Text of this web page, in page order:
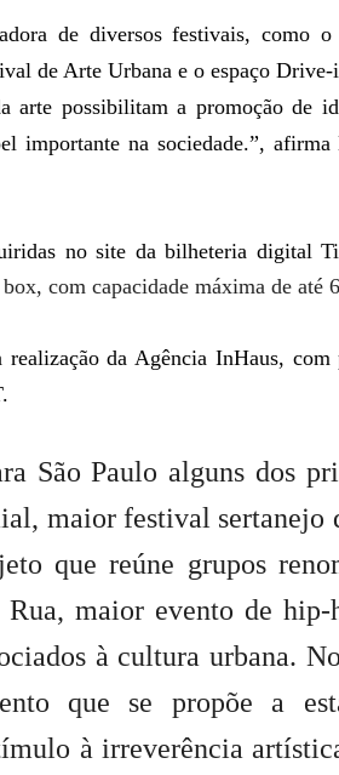
de diversos festivais, como
de Arte Urbana e o espaço Drive-
arte possibilitam a promoção de
importante na sociedade.”,
no site da bilheteria digital
com capacidade máxima de até
da Agência InHaus,
São Paulo alguns dos
maior festival sertanejo
que reúne grupos
Rua, maior evento de
à cultura urbana.
que se propõe a
à irreverência